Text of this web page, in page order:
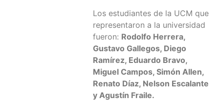
Los estudiantes de la UCM que
representaron a la universidad
fueron: Rodolfo Herrera,
Gustavo Gallegos, Diego
Ramírez, Eduardo Bravo,
Miguel Campos, Simón Allen,
Renato Díaz, Nelson Escalante
y Agustín Fraile.